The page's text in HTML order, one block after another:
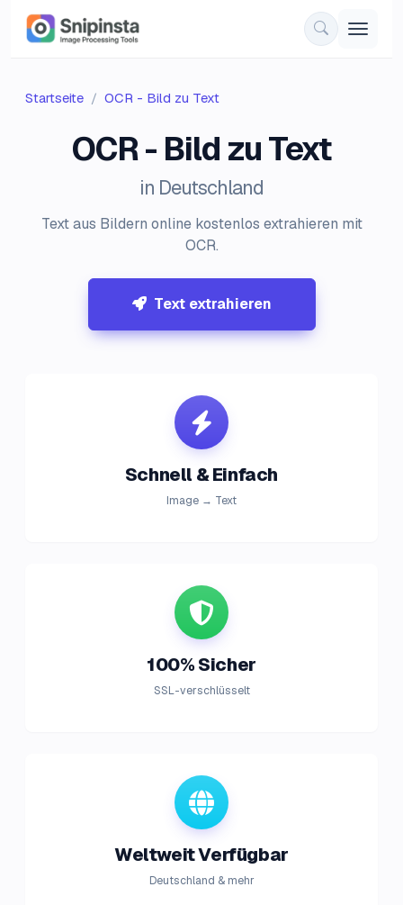
Startseite OCR - Bild zu Text
OCR - Bild zu Text
in Deutschland
Text aus Bildern online kostenlos extrahieren mit
OCR.
Text extrahieren
Schnell & Einfach
Image → Text
100% Sicher
SSL-verschlüsselt
Weltweit Verfügbar
Deutschland & mehr